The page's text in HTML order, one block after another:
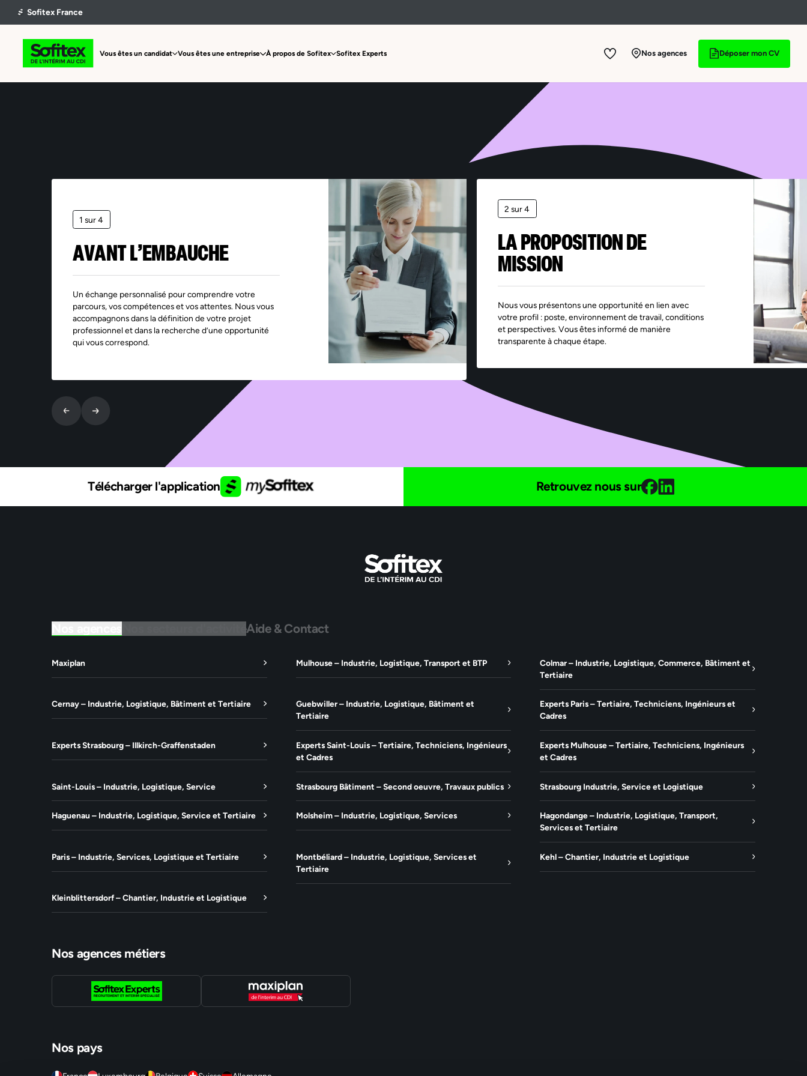
Vous êtes un candidat Vous êtes une entreprise À propos de Sofitex Sofitex Experts Nos agences Déposer mon CV
Offre non trouvée
1 sur 4
AVANT L’EMBAUCHE
Un échange personnalisé pour comprendre votre
parcours, vos compétences et vos attentes. Nous vous
accompagnons dans la définition de votre projet
professionnel et dans la recherche d’une opportunité
qui vous correspond.
2 sur 4
LA PROPOSITION DE
MISSION
Nous vous présentons une opportunité en lien avec
votre profil : poste, environnement de travail, conditions
et perspectives. Vous êtes informé de manière
transparente à chaque étape.
Télécharger l'application Retrouvez nous sur
Nos secteurs d'activitéAide & Contact
Maxiplan Mulhouse – Industrie, Logistique, Transport et BTP
Colmar – Industrie, Logistique, Commerce, Bâtiment et
Tertiaire
Cernay – Industrie, Logistique, Bâtiment et Tertiaire
Guebwiller – Industrie, Logistique, Bâtiment et
Tertiaire
Experts Paris – Tertiaire, Techniciens, Ingénieurs et
Cadres
Experts Strasbourg – Illkirch-Graffenstaden
Experts Saint-Louis – Tertiaire, Techniciens, Ingénieurs
et Cadres
Experts Mulhouse – Tertiaire, Techniciens, Ingénieurs
et Cadres
Saint-Louis – Industrie, Logistique, Service Strasbourg Bâtiment – Second oeuvre, Travaux publics Strasbourg Industrie, Service et Logistique
Haguenau – Industrie, Logistique, Service et Tertiaire Molsheim – Industrie, Logistique, Services
Hagondange – Industrie, Logistique, Transport,
Services et Tertiaire
Paris – Industrie, Services, Logistique et Tertiaire
Montbéliard – Industrie, Logistique, Services et
Tertiaire
Kehl – Chantier, Industrie et Logistique
Kleinblittersdorf – Chantier, Industrie et Logistique
Nos agences métiers
Nos pays